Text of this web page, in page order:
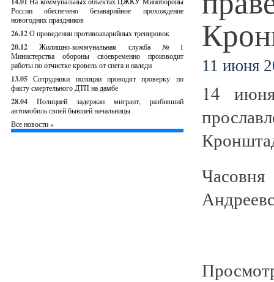
России обеспечено безаварийное прохождение
новогодних праздников
26.12О проведении противоаварийных тренировок
20.12
Жилищно-коммунальная служба №1
Министерства обороны своевременно производит
работы по отчистке кровель от снега и наледи
13.05 Сотрудники полиции проводят проверку по
факту смертельного ДТП на дамбе
28.04
Полицией задержан мигрант, разбивший
автомобиль своей бывшей начальницы
Все новости »
11 июня
14